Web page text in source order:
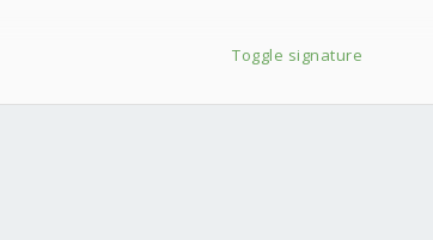
Toggle signature